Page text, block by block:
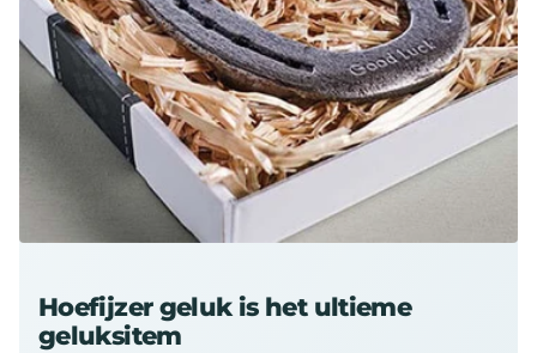
Hoefijzer geluk is het ultieme
geluksitem